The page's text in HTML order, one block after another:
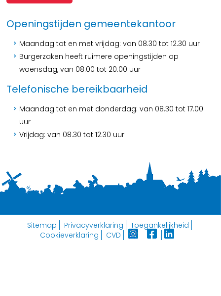
Openingstijden gemeentekantoor
Maandag tot en met vrijdag: van 08.30 tot 12.30 uur
Burgerzaken heeft ruimere openingstijden op
woensdag, van 08.00 tot 20.00 uur
Telefonische bereikbaarheid
Maandag tot en met donderdag: van 08.30 tot 17.00
uur
Vrijdag: van 08.30 tot 12.30 uur
Sitemap Privacyverklaring
Toegankelijkheid
Cookieverklaring
CVD